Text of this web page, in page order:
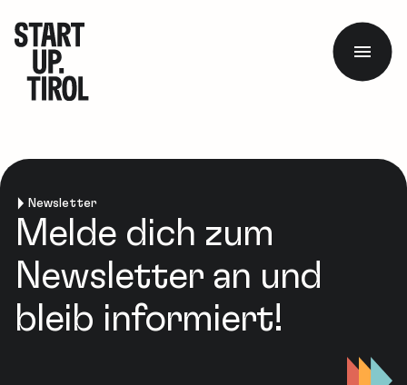
Newsletter
Melde dich zum
Newsletter an und
bleib informiert!